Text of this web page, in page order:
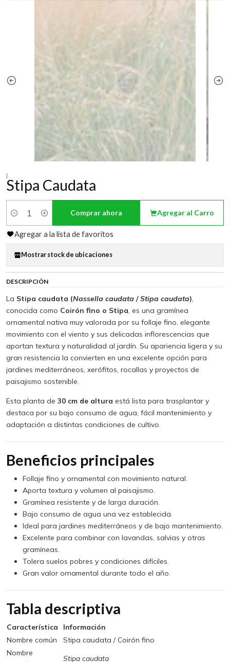
|
Stipa Caudata
Cantidad
Agregar al Carro
Comprar ahora
Agregar a la lista de favoritos
Mostrar stock de ubicaciones
DESCRIPCIÓN
La Stipa caudata (Nassella caudata/Stipa caudata)
conocida como Coirón fino o Stipa , es una gramínea
ornamental nativa muy valorada por su follaje fino, elegante
movimiento con el viento y sus delicadas inflorescencias que
aportan textura y naturalidad al jardín. Su apariencia ligera y su
gran resistencia la convierten en una excelente opción para
jardines mediterráneos, xerófitos, rocallas y proyectos de
paisajismo sostenible.
Esta planta de 30 cm de altura está lista para trasplantar y
destaca por su bajo consumo de agua, fácil mantenimiento y
adaptación a distintas condiciones de cultivo.
Beneficios principales
Follaje fino y ornamental con movimiento natural.
Aporta textura y volumen al paisajismo.
Gramínea resistente y de larga duración.
Bajo consumo de agua una vez establecida.
Ideal para jardines mediterráneos y de bajo mantenimiento.
Excelente para combinar con lavandas, salvias y otras
gramíneas.
Tolera suelos pobres y condiciones difíciles.
Gran valor ornamental durante todo el año.
Tabla descriptiva
Característica
Información
Nombre común
Stipa caudata / Coirón fino
Nombre
Stipa caudata